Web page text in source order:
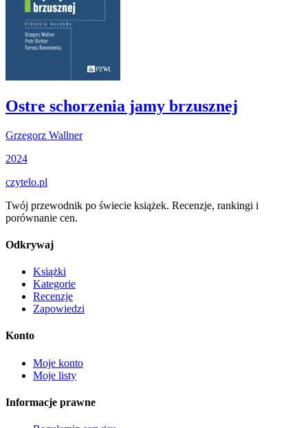
Ostre schorzenia jamy brzusznej
Grzegorz Wallner
2024
czytelo.pl
Twój przewodnik po świecie książek. Recenzje, rankingi i
porównanie cen.
Odkrywaj
Książki
Kategorie
Recenzje
Zapowiedzi
Konto
Moje konto
Moje listy
Informacje prawne